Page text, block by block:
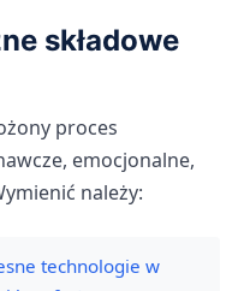
składowe
proces
emocjonalne,
należy:
technologie w